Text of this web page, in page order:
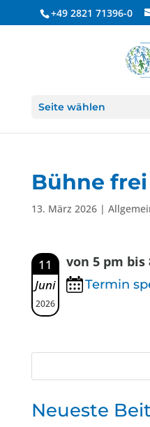
+49 2821 71396-0
Seite wählen
Bühne frei
13. März 2026|
11
Juni
2026
von 5 pm bis
Termin
Neueste